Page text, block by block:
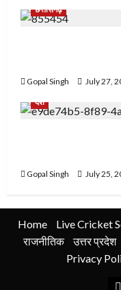
छत्तीसगढ़
Gopal Singh July 27,
देश
Gopal Singh July 25,
Home Live Cricket
राजनीतिक
उत्तर प्रदेश
Privacy